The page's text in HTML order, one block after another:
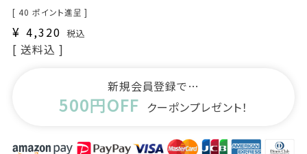
[ 40 ポイント進呈 ]
¥ 4,320 税込
送料込
新規会員登録で…
500円OFF クーポンプレゼント！